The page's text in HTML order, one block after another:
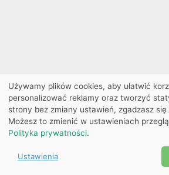
cookies
Używamy plików cookies, aby ułatwić
personalizować reklamy oraz tworzyć
strony bez zmiany ustawień, zgadzasz
Możesz to zmienić w ustawieniach
Polityka prywatności.
Ustawienia